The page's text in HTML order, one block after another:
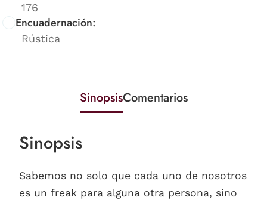
176
Encuadernación:
Rústica
SinopsisComentarios
Sinopsis
Sabemos no solo que cada uno de nosotros
es un freak para alguna otra persona, sino